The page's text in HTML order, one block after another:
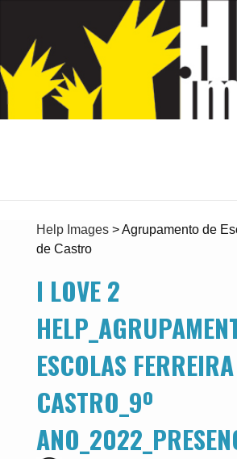
Help Images>Agrupamento de
de Castro
I LOVE 2
ESCOLAS
CASTRO_9º